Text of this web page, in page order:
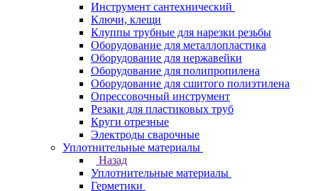
Инструмент сантехнический
Ключи, клещи
Клуппы трубные для нарезки резьбы
Оборудование для металлопластика
Оборудование для нержавейки
Оборудование для полипропилена
Оборудование для сшитого полиэтилена
Опрессовочный инструмент
Резаки для пластиковых труб
Круги отрезные
Электроды сварочные
Уплотнительные материалы
Назад
Уплотнительные материалы
Герметики